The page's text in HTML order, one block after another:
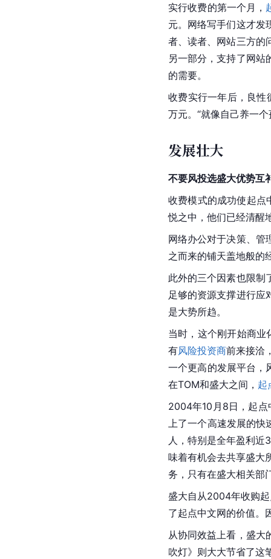
实行收费的第一个月，
元。网络写手们这才发
者、读者、网站三方的
另一部分，支持了网站
的需要。
收费实行一年后，良性
万元。“就像自己养一
发展壮大
不要风投选盛大优势互
收费模式的成功使起点
悦之中，他们已经清醒
网络办公对于决策、管
之而来的铺天盖地般的
此外的三个因素也限制
足够的资源支撑进行应
是大势所趋。
当时，这个刚开始商
有风险投资商前来接洽
一个更高的发展平台，
在TOM和盛大之间， 起
2004年10月8日，起点
上了一个高速发展的快
人，特别是全年盈利近
味着有机会去共享盛大
务，只有在盛大相关部
盛大自从2004年收购
了起点中文网的价值。
从协同效益上看，盛大
吹灯》则大大节省了这